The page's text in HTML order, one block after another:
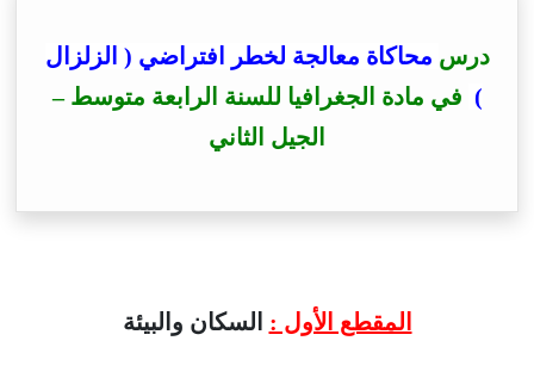
درس محاكاة معالجة لخطر افتراضي ( الزلزال
) في مادة الجغرافيا للسنة الرابعة متوسط –
الجيل الثاني
المقطع الأول : السكان والبيئة